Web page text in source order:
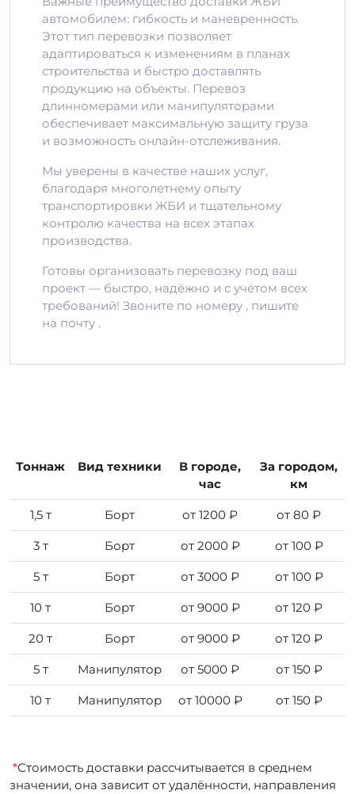
автомобилем: гибкость и маневренность.
Этот тип перевозки позволяет
адаптироваться к изменениям в планах
строительства и быстро доставлять
продукцию на объекты. Перевоз
длинномерами или манипуляторами
обеспечивает максимальную защиту груза
и возможность онлайн-отслеживания.
Мы уверены в качестве наших услуг,
благодаря многолетнему опыту
транспортировки ЖБИ и тщательному
контролю качества на всех этапах
производства.
Готовы организовать перевозку под ваш
проект — быстро, надёжно и с учётом всех
требований! Звоните по номеру , пишите
на почту .
Тоннаж Вид техники
В городе,
час
За городом,
км
1,5 т Борт от 1200 ₽ от 80 ₽
3 т Борт от 2000 ₽ от 100 ₽
5 т Борт от 3000 ₽ от 100 ₽
10 т Борт от 9000 ₽ от 120 ₽
20 т Борт от 9000 ₽ от 120 ₽
5 т Манипулятор от 5000 ₽ от 150 ₽
10 т Манипулятор от 10000 ₽ от 150 ₽
*Стоимость доставки рассчитывается в среднем
значении, она зависит от удалённости, направления